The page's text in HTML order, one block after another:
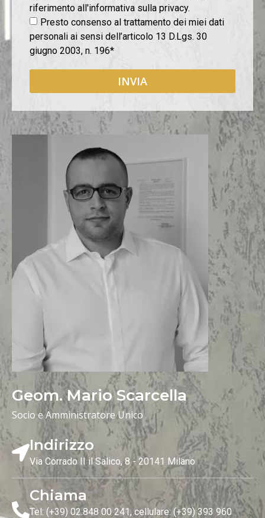
riferimento all'informativa sulla privacy.
Presto consenso al trattamento dei miei dati
personali ai sensi dell’articolo 13 D.Lgs. 30
giugno 2003, n. 196*
INVIA
Geom. Mario Scarcella
Socio e Amministratore Unico
Indirizzo
Via Corrado II il Salico, 8 - 20141 Milano
Chiama
Tel: (+39) 02.848 00 241, cellulare: (+39) 393 960